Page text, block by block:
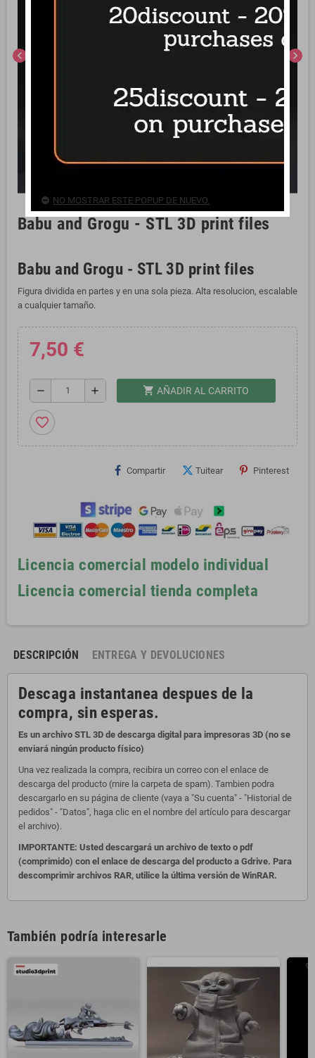
chevron_left chevron_right
Babu and Grogu - STL 3D print files
Babu and Grogu - STL 3D print files
Figura dividida en partes y en una sola pieza. Alta resolucion, escalable
a cualquier tamaño.
7,50 €
remove add shopping_cart AÑADIR AL CARRITO
favorite_border
Compartir Tuitear Pinterest
Licencia comercial modelo individual
Licencia comercial tienda completa
DESCRIPCIÓN ENTREGA Y DEVOLUCIONES
Descaga instantanea despues de la
compra, sin esperas.
Es un archivo STL 3D de descarga digital para impresoras 3D (no se
enviará ningún producto físico)
Una vez realizada la compra, recibira un correo con el enlace de
descarga del producto (mire la carpeta de spam). Tambien podra
descargarlo en su página de cliente (vaya a "Su cuenta" - "Historial de
pedidos" - "Datos", haga clic en el nombre del artículo para descargar
el archivo).
IMPORTANTE: Usted descargará un archivo de texto o pdf
(comprimido) con el enlace de descarga del producto a Gdrive. Para
descomprimir archivos RAR, utilice la última versión de WinRAR.
También podría interesarle
NO MOSTRAR ESTE POPUP DE NUEVO.